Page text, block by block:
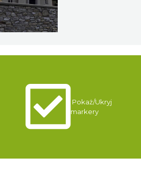
Pokaż/Ukryj
markery